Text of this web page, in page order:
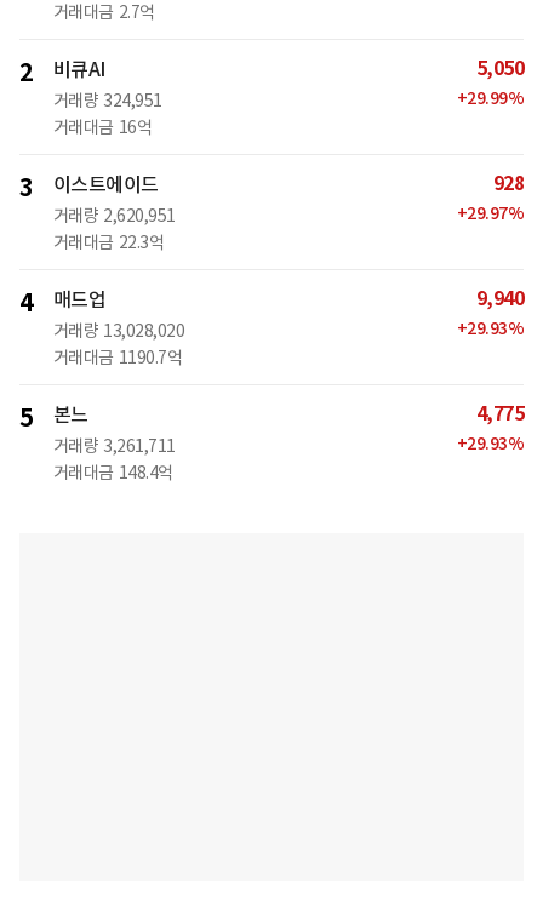
거래대금 2.7억
2 비큐AI
거래량 324,951
거래대금 16억
5,050
+29.99%
3 이스트에이드
거래량 2,620,951
거래대금 22.3억
928
+29.97%
4 매드업
거래량 13,028,020
거래대금 1190.7억
9,940
+29.93%
5 본느
거래량 3,261,711
거래대금 148.4억
4,775
+29.93%